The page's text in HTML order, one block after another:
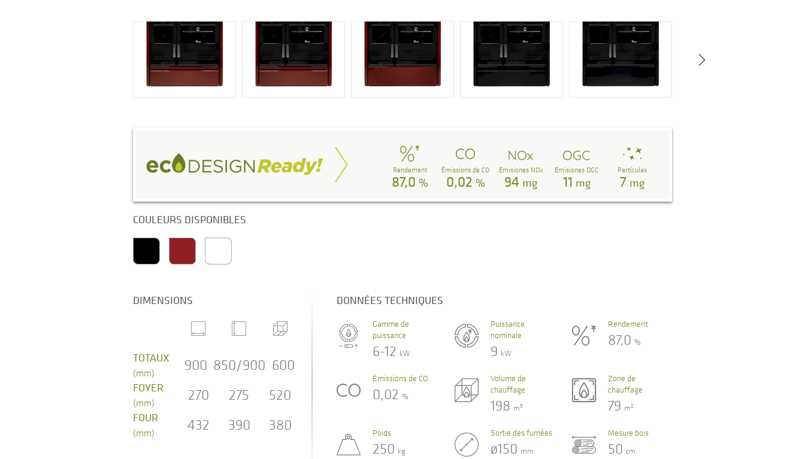
Rendement
87,0 %
Émissions de CO
0,02 %
Emisiones NOx
94 mg
Emisiones OGC
11 mg
Partículas
7 mg
COULEURS DISPONIBLES
DIMENSIONS
TOTAUX
(mm) 900 850/900 600
FOYER
(mm) 270 275 520
FOUR
(mm) 432 390 380
DONNÉES TECHNIQUES
Gamme de
puissance
6-12 kW
Puissance
nominale
9 kW
Rendement
87,0%
Émissions de CO
0,02 %
Volume de
chauffage
198 m3
Zone de
chauffage
79 m2
Poids
250 kg
Sortie des fumées
ø150 mm
Mesure bois
50cm